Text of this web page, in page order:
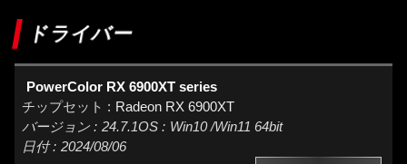
ドライバー
PowerColor RX 6900XT series
Radeon RX 6900XT
24.7.1
Win10 /Win11 64bit
2024/08/06